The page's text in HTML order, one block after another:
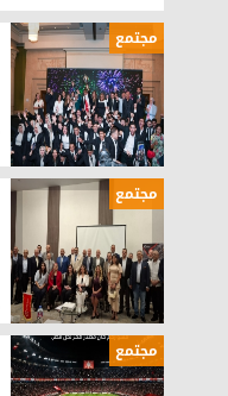
مجتمع
مجتمع
مجتمع